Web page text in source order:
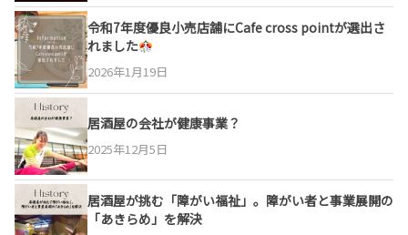
令和7年度優良小売店舗にCafe cross pointが選出さ
れました
2026年1月19日
居酒屋の会社が健康事業？
2025年12月5日
居酒屋が挑む「障がい福祉」。障がい者と事業展開の
「あきらめ」を解決